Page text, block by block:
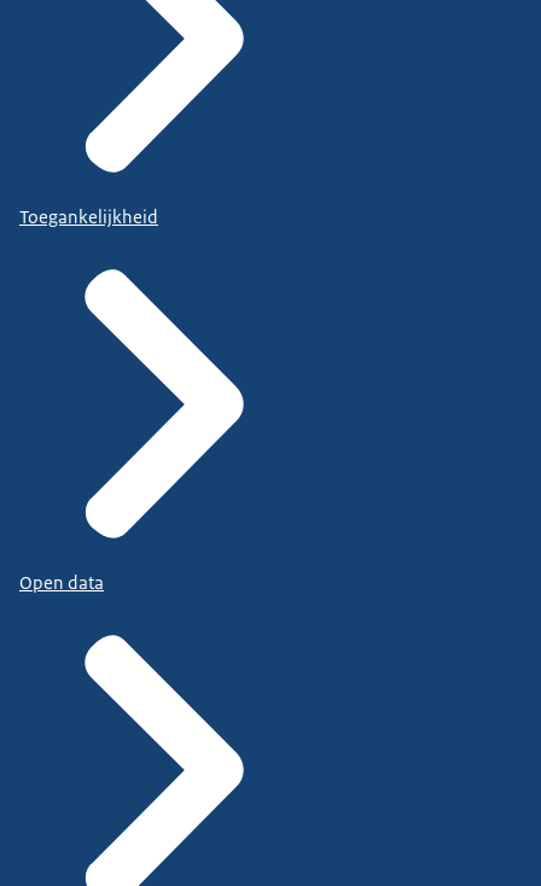
Toegankelijkheid
Open data